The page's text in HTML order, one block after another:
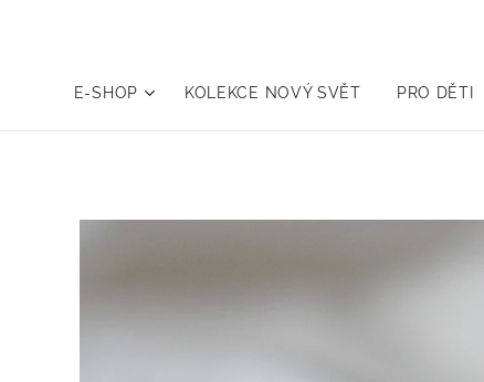
E-SHOP KOLEKCE NOVÝ SVĚT PRO DĚTI